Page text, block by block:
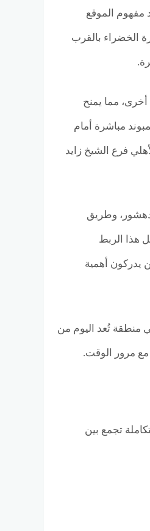
مفهوم الموقع
الخضراء بالقرب
مما يمنح
مباشرة أمام
فرع الشيخ زايد
ومحاور رئيسية مثل محور 26 يوليو، وطريق دهشور، وطريق
هذا الربط
يدركون أهمية
منطقة تُعد اليوم من
مع مرور الوقت.
تجمع بين